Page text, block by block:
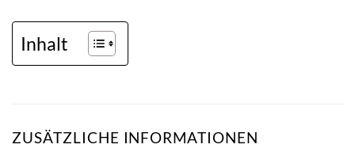
Inhalt
ZUSÄTZLICHE INFORMATIONEN